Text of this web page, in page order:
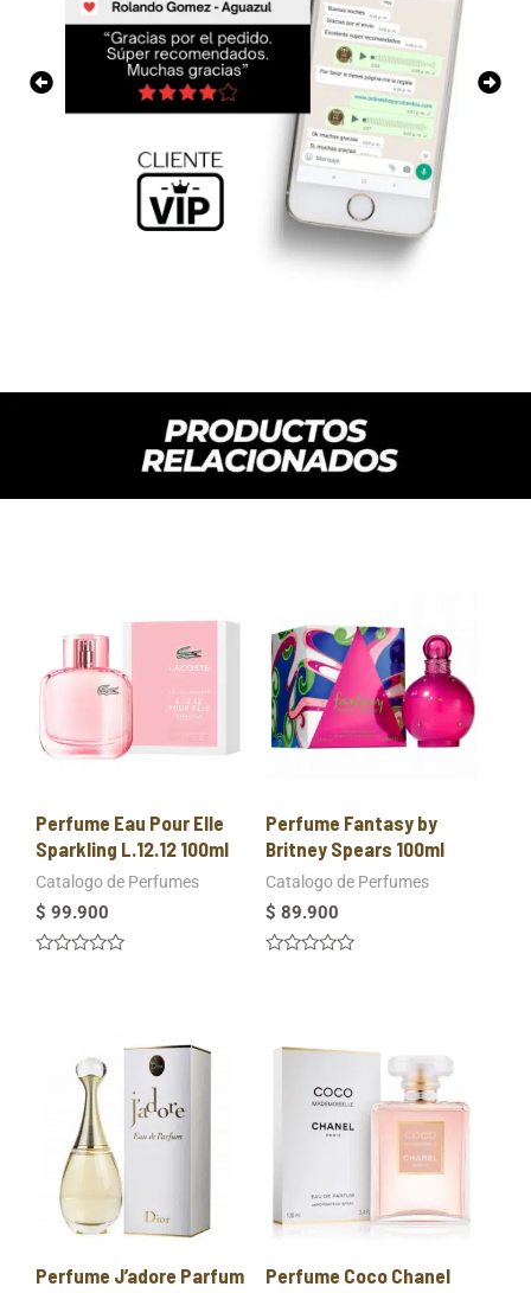
Perfume Eau Pour Elle
Sparkling L.12.12 100ml
Catalogo de Perfumes
$ 99.900
Perfume Fantasy by
Britney Spears 100ml
Catalogo de Perfumes
$ 89.900
Perfume J’adore Parfum
Perfume Coco Chanel